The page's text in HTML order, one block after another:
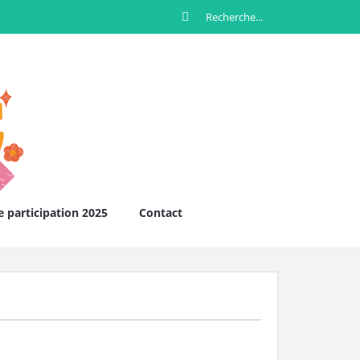
participation 2025 Contact